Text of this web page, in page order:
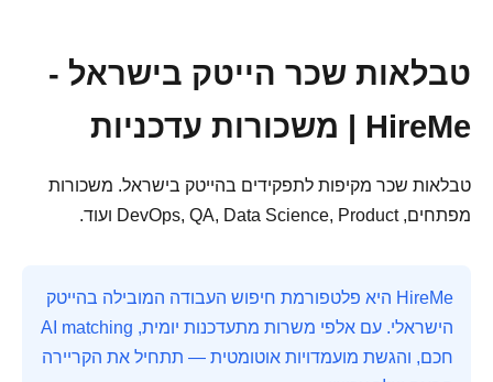
טבלאות שכר הייטק בישראל -
HireMe | משכורות עדכניות
טבלאות שכר מקיפות לתפקידים בהייטק בישראל. משכורות
מפתחים, DevOps, QA, Data Science, Product ועוד.
HireMe היא פלטפורמת חיפוש העבודה המובילה בהייטק
הישראלי. עם אלפי משרות מתעדכנות יומית, AI matching
חכם, והגשת מועמדויות אוטומטית — תתחיל את הקריירה